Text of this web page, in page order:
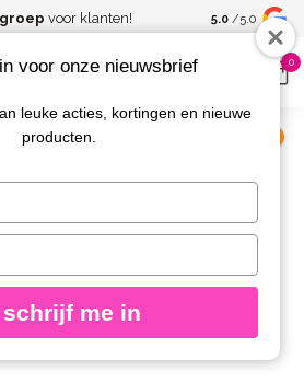
voor klanten! Spaar voor
kortingen
5.0 /5.0
0
Diva Vibes 5 st. 10 ml. + Gratis Colorpop
Vibes 5 st. 10 ml. +
voor onze nieuwsbrief
leuke acties, kortingen en nieuwe
producten.
schrijf me in